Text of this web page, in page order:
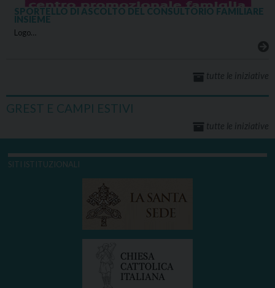
SPORTELLO DI ASCOLTO DEL CONSULTORIO FAMILIARE
INSIEME
Logo…
tutte le iniziative
GREST E CAMPI ESTIVI
tutte le iniziative
SITI ISTITUZIONALI